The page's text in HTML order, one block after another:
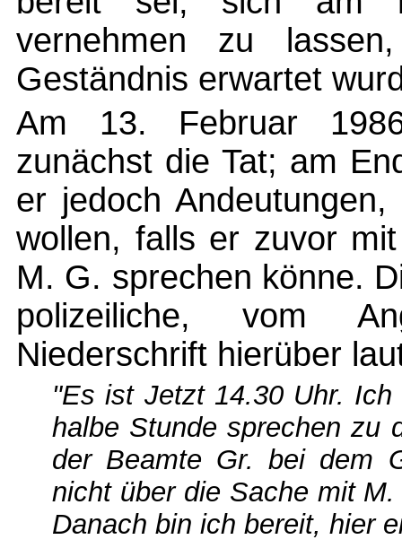
vernehmen zu
Geständnis erwartet
Am 13. Februar
zunächst die Tat; am
er jedoch
wollen, falls er zuvor
M. G. sprechen könne.
polizeiliche, vom
Niederschrift hierüber
"Es ist Jetzt 14.30 Uhr.
halbe Stunde sprechen zu
der Beamte Gr. bei dem
nicht über die Sache mit
Danach bin ich bereit, hier